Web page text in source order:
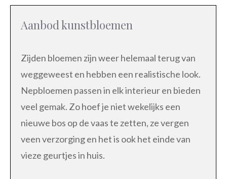
Aanbod kunstbloemen
Zijden bloemen zijn weer helemaal terug van
weggeweest en hebben een realistische look.
Nepbloemen passen in elk interieur en bieden
veel gemak. Zo hoef je niet wekelijks een
nieuwe bos op de vaas te zetten, ze vergen
veen verzorging en het is ook het einde van
vieze geurtjes in huis.